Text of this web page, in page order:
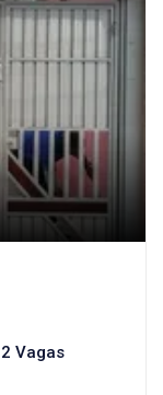
2 Vagas